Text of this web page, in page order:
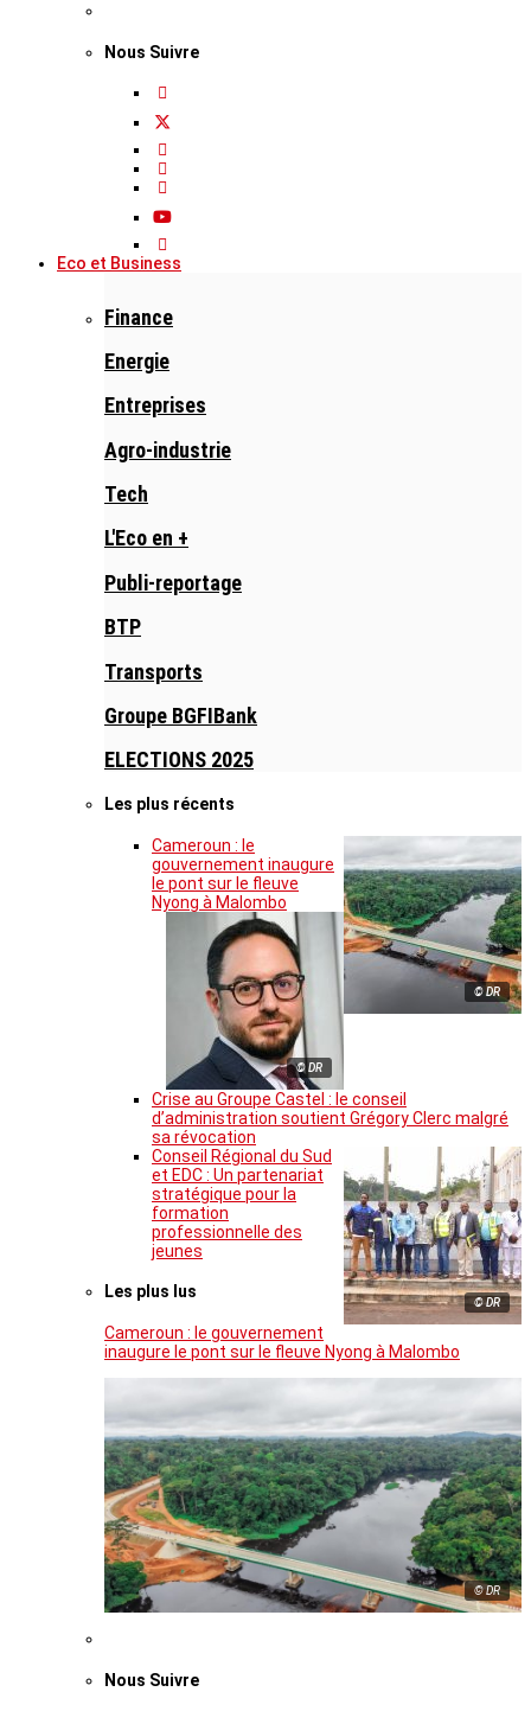
Nous Suivre
Eco et Business
Finance
Energie
Entreprises
Agro-industrie
Tech
L'Eco en +
Publi-reportage
BTP
Transports
Groupe BGFIBank
ELECTIONS 2025
Les plus récents
© DR
Cameroun : le
gouvernement inaugure
le pont sur le fleuve
Nyong à Malombo
© DR
Crise au Groupe Castel : le conseil
d’administration soutient Grégory Clerc malgré
sa révocation
© DR
Conseil Régional du Sud
et EDC : Un partenariat
stratégique pour la
formation
professionnelle des
jeunes
Les plus lus
Cameroun : le gouvernement
inaugure le pont sur le fleuve Nyong à Malombo
© DR
Nous Suivre